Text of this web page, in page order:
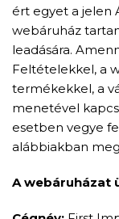
ért egyet a jelen
webáruház
leadására.
Feltételekkel, a
termékekkel, a
menetével
esetben vegye
alábbiakban
A webáruházat